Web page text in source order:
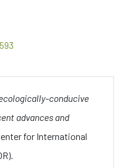
conducive
advances and
for International